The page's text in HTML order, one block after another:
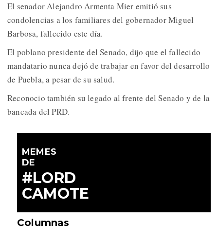
El senador Alejandro Armenta Mier emitió sus
condolencias a los familiares del gobernador Miguel
Barbosa, fallecido este día.
El poblano presidente del Senado, dijo que el fallecido
mandatario nunca dejó de trabajar en favor del desarrollo
de Puebla, a pesar de su salud.
Reconocio también su legado al frente del Senado y de la
bancada del PRD.
MEMES
DE
#LORD
CAMOTE
Columnas